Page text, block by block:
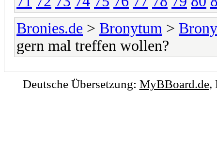
Bronies.de > Bronytum >
gern mal treffen wollen?
Deutsche Übersetzung: MyBBoard.de,